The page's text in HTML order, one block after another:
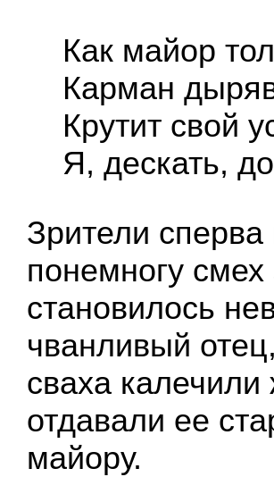
Как майор
Карман
Крутит свой
Я, дескать,
Зрители
понемногу
становилось
чванливый
сваха
отдавали ее
майору.